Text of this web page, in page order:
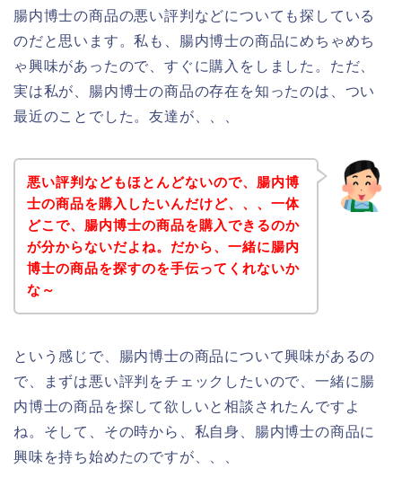
腸内博士の商品の悪い評判などについても探している
のだと思います。私も、腸内博士の商品にめちゃめち
ゃ興味があったので、すぐに購入をしました。ただ、
実は私が、腸内博士の商品の存在を知ったのは、つい
最近のことでした。友達が、、、
悪い評判などもほとんどないので、腸内博
士の商品を購入したいんだけど、、、一体
どこで、腸内博士の商品を購入できるのか
が分からないだよね。だから、一緒に腸内
博士の商品を探すのを手伝ってくれないか
な～
という感じで、腸内博士の商品について興味があるの
で、まずは悪い評判をチェックしたいので、一緒に腸
内博士の商品を探して欲しいと相談されたんですよ
ね。そして、その時から、私自身、腸内博士の商品に
興味を持ち始めたのですが、、、